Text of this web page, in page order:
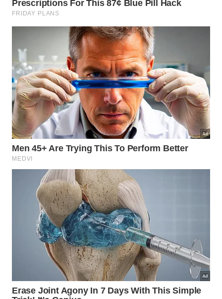
Com areia branca e fina, as praias de águas
Rio de Janeiro. São um convite ao lazer e à prática
de esportes aquáticos.
Esse cenário está alinhado com o plano de
expansão da Depyl Action, uma das maiores redes
de estética do pelo do país, que faturou R$ 112
milhões no ano passado. “Uma cidade tão
importante, do ponto de vista econômico e dos
recursos naturais, precisa de serviços de estética do
pelo de qualidade, principalmente para quem usa a
depilação como aliada na prática esportiva”,
comenta a empresária Danielle Van Straten.